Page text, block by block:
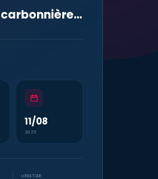
Tour carbonnière / Aigues-Mortes
11/08
2025
LONGITUDE